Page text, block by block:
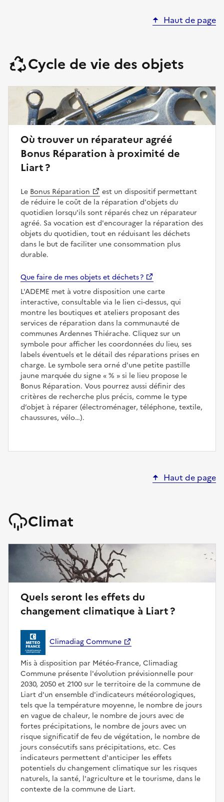
Haut de page
Cycle de vie des objets
Où trouver un réparateur agréé
Bonus Réparation à proximité de
Liart ?
Le Bonus Réparation
est un dispositif permettant
de réduire le coût de la réparation d'objets du
quotidien lorsqu'ils sont réparés chez un réparateur
agréé. Sa vocation est d'encourager la réparation des
objets du quotidien, tout en réduisant les déchets
dans le but de faciliter une consommation plus
durable.
Que faire de mes objets et déchets ?
L'ADEME met à votre disposition une carte
interactive, consultable via le lien ci-dessus, qui
montre les boutiques et ateliers proposant des
services de réparation dans la communauté de
communes Ardennes Thiérache. Cliquez sur un
symbole pour afficher les coordonnées du lieu, ses
labels éventuels et le détail des réparations prises en
charge. Le symbole sera orné d'une petite pastille
jaune marquée du signe
%
si le lieu propose le
Bonus Réparation. Vous pourrez aussi définir des
critères de recherche plus précis, comme le type
d’objet à réparer (électroménager, téléphone, textile,
chaussures, vélo…).
Haut de page
Climat
Quels seront les effets du
changement climatique à Liart ?
Climadiag Commune
Mis à disposition par Météo-France, Climadiag
Commune présente l'évolution prévisionnelle pour
2030, 2050 et 2100 sur le territoire de la commune de
Liart d'un ensemble d'indicateurs météorologiques,
tels que la température moyenne, le nombre de jours
en vague de chaleur, le nombre de jours avec de
fortes précipitations, le nombre de jours avec un
risque significatif de feu de végétation, le nombre de
jours consécutifs sans précipitations, etc. Ces
indicateurs permettent d'anticiper les effets
potentiels du changement climatique sur les risques
naturels, la santé, l'agriculture et le tourisme, dans le
contexte de la commune de Liart.